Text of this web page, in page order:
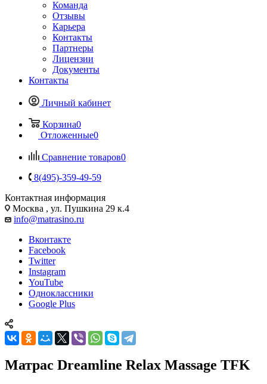
Команда
Отзывы
Карьера
Контакты
Партнеры
Лицензии
Документы
Контакты
Личный кабинет
Корзина0
Отложенные0
Сравнение товаров0
8(495)-359-49-59
Контактная информация
Москва , ул. Пушкина 29 к.4
info@matrasino.ru
Вконтакте
Facebook
Twitter
Instagram
YouTube
Одноклассники
Google Plus
Матрас Dreamline Relax Massage TFK